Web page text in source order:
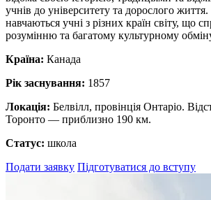
учнів до університету та дорослого
навчаються учні з різних країн світу, що
розумінню та багатому культурному
Країна: Канада
Рік заснування: 1857
Локація: Белвілл, провінція Онтаріо.
Торонто — приблизно 190 км.
Статус: школа
Подати заявку Підготуватися до вступу